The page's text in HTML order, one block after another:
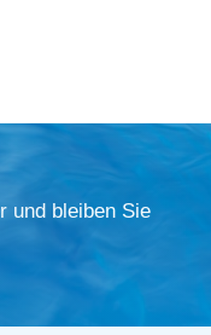
und bleiben Sie